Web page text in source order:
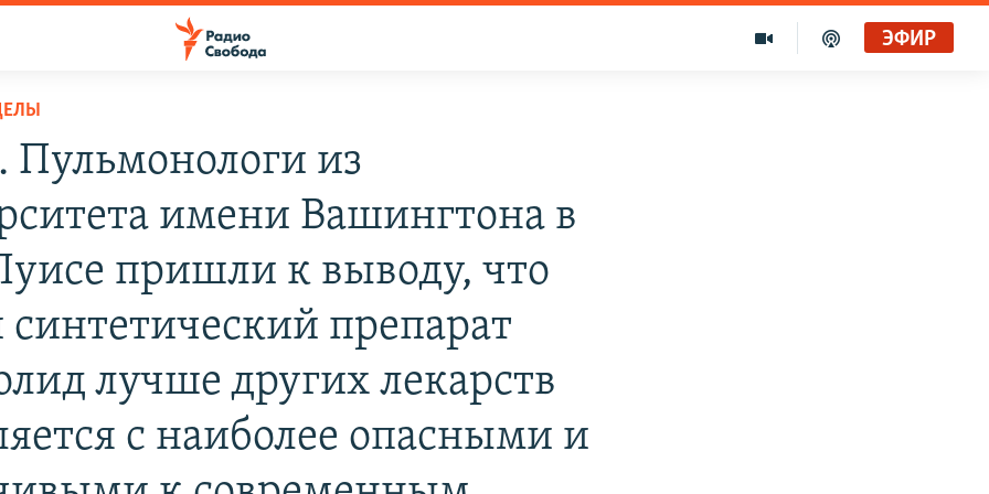
ЭФИР
Пульмонологи из
имени Вашингтона в
пришли к выводу, что
препарат
лучше других лекарств
с наиболее опасными и